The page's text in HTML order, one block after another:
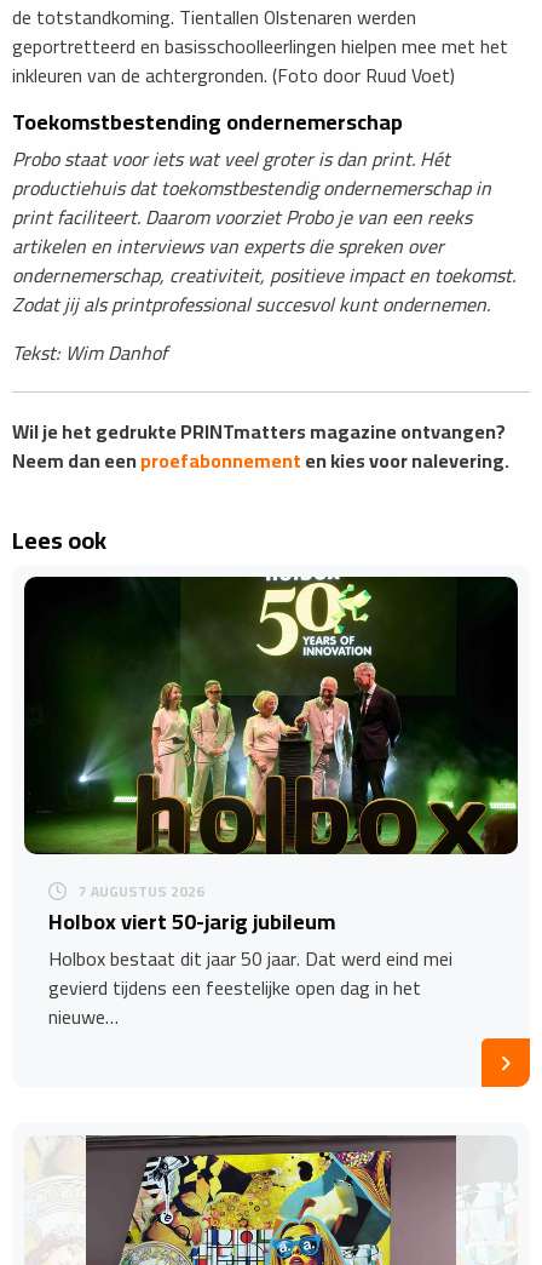
de totstandkoming. Tientallen Olstenaren werden
geportretteerd en basisschoolleerlingen hielpen mee met het
inkleuren van de achtergronden. (Foto door Ruud Voet)
Toekomstbestending ondernemerschap
Probo staat voor iets wat veel groter is dan print. Hét
productiehuis dat toekomstbestendig ondernemerschap in
print faciliteert. Daarom voorziet Probo je van een reeks
artikelen en interviews van experts die spreken over
ondernemerschap, creativiteit, positieve impact en toekomst.
Zodat jij als printprofessional succesvol kunt ondernemen.
Tekst: Wim Danhof
Wil je het gedrukte PRINTmatters magazine ontvangen?
Neem dan eenproefabonnementen kies voor nalevering.
Lees ook
7 AUGUSTUS 2026
Holbox viert 50-jarig jubileum
Holbox bestaat dit jaar 50 jaar. Dat werd eind mei
gevierd tijdens een feestelijke open dag in het
nieuwe…